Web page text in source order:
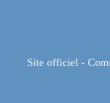
Site officiel -